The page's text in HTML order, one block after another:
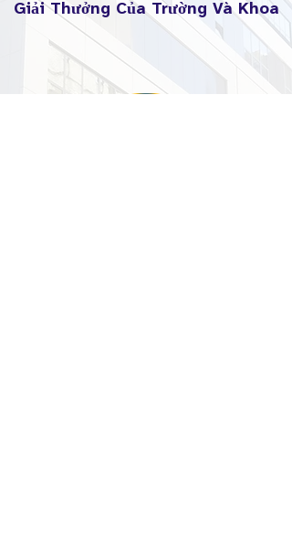
Giải Thưởng Của Trường Và Khoa